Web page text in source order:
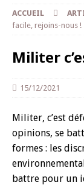
ACCUEIL
facile, rejoins-nous !
Militer
15/12/2021
Militer, c’est
opinions, se
formes : les
battre pour un